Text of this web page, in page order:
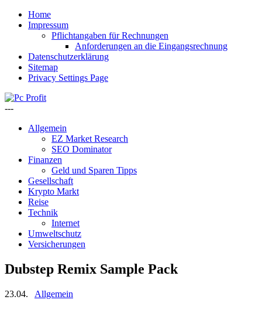
Home
Impressum
Pflichtangaben für Rechnungen
Anforderungen an die Eingangsrechnung
Datenschutzerklärung
Sitemap
Privacy Settings Page
---
Allgemein
EZ Market Research
SEO Dominator
Finanzen
Geld und Sparen Tipps
Gesellschaft
Krypto Markt
Reise
Technik
Internet
Umweltschutz
Versicherungen
Dubstep Remix Sample Pack
23.04. Allgemein